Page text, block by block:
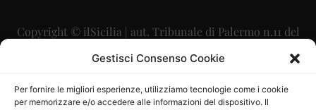
Gestisci Consenso Cookie
Per fornire le migliori esperienze, utilizziamo tecnologie come i cookie
per memorizzare e/o accedere alle informazioni del dispositivo. Il
Copyright © ilSicilia | aut. Tribunale di Palermo n.11 del
29/09/2015